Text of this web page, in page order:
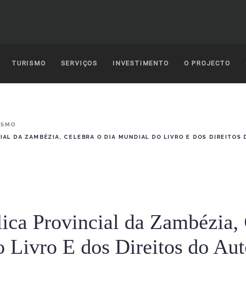
TURISMO SERVIÇOS INVESTIMENTO O PROJECTO
DA ZAMBÉZIA, CELEBRA O DIA MUNDIAL DO LIVRO E DOS DIREITOS
Provincial da Zambézia,
Livro E dos Direitos do